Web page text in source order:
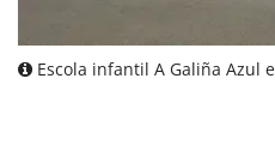
Escola infantil A Galiña Azul